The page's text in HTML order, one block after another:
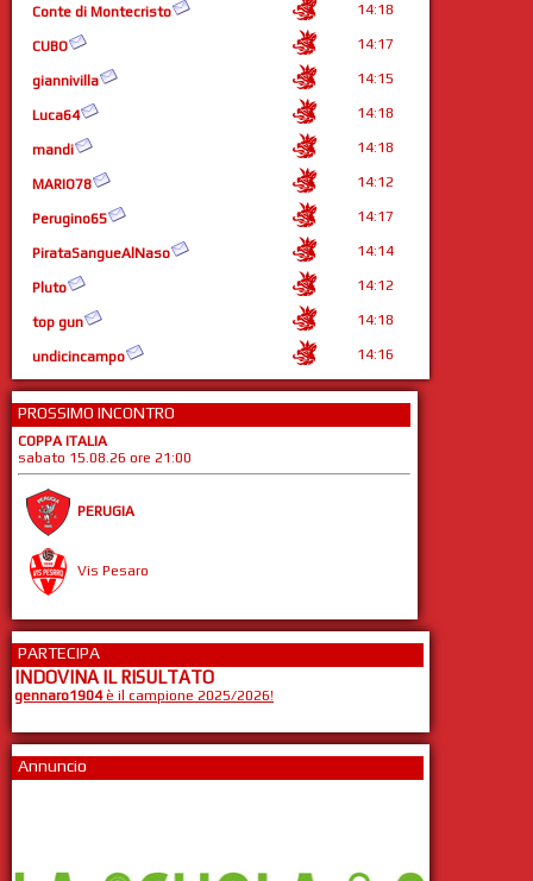
Conte di Montecristo 14:18
CUBO 14:17
giannivilla 14:15
Luca64 14:18
mandi 14:18
MARIO78 14:12
Perugino65 14:17
PirataSangueAlNaso 14:14
Pluto 14:12
top gun 14:18
undicincampo 14:16
PROSSIMO INCONTRO
COPPA ITALIA
sabato 15.08.26 ore 21:00
PERUGIA
Vis Pesaro
PARTECIPA
INDOVINA IL RISULTATO
gennaro1904è il campione 2025/2026!
Annuncio